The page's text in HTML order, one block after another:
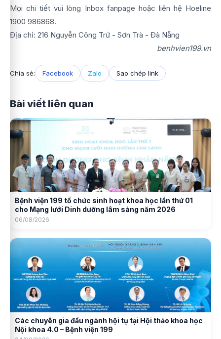
Mọi chi tiết vui lòng Inbox fanpage hoặc liên hệ Hoeline
1900 986868.
Địa chỉ: 216 Nguyễn Công Trứ - Sơn Trà - Đà Nẵng
benhvien199.vn
Chia sẻ: Facebook Zalo Sao chép link
Bài viết liên quan
Bệnh viện 199 tổ chức sinh hoạt khoa học lần thứ 01
cho Mạng lưới Dinh dưỡng lâm sàng năm 2026
06/08/2026
Các chuyên gia đầu ngành hội tụ tại Hội thảo khoa học
Nội khoa 4.0 – Bệnh viện 199